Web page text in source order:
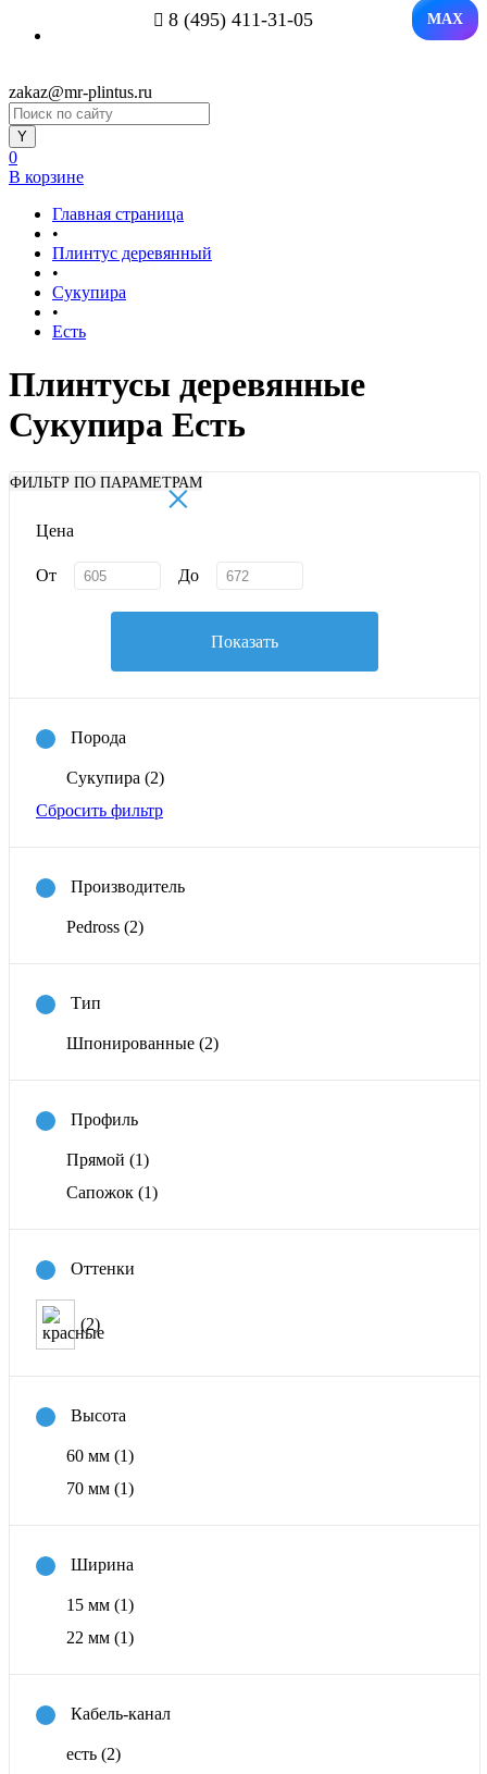
8 (495) 411-31-05 MAX
zakaz@mr-plintus.ru
0
В корзине
Главная страница
•
Плинтус деревянный
•
Сукупира
•
Есть
Плинтусы деревянные
Сукупира Есть
ФИЛЬТР ПО ПАРАМЕТРАМ
×
Цена
От До
Показать
Порода
Сукупира (2)
Сбросить фильтр
Производитель
Pedross (2)
Тип
Шпонированные (2)
Профиль
Прямой (1)
Сапожок (1)
Оттенки
(2)
Высота
60 мм (1)
70 мм (1)
Ширина
15 мм (1)
22 мм (1)
Кабель-канал
есть (2)